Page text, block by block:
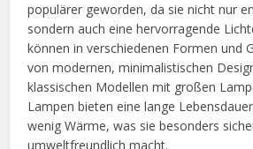
populärer geworden, da sie nicht nur
sondern auch eine hervorragende
können in verschiedenen Formen und
von modernen, minimalistischen
klassischen Modellen mit großen
Lampen bieten eine lange
wenig Wärme, was sie besonders
umweltfreundlich macht.